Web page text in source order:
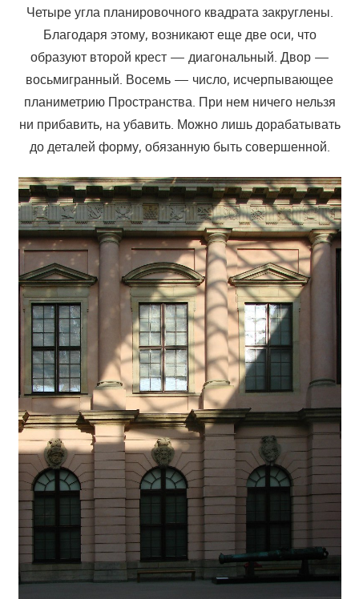
Четыре угла планировочного квадрата закруглены.
Благодаря этому, возникают еще две оси, что
образуют второй крест — диагональный. Двор —
восьмигранный. Восемь — число, исчерпывающее
планиметрию Пространства. При нем ничего нельзя
ни прибавить, на убавить. Можно лишь дорабатывать
до деталей форму, обязанную быть совершенной.